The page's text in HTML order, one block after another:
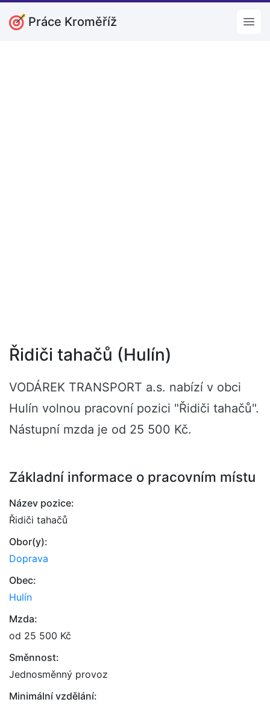
Práce Kroměříž
Řidiči tahačů (Hulín)
VODÁREK TRANSPORT a.s. nabízí v obci
Hulín volnou pracovní pozici "Řidiči tahačů".
Nástupní mzda je od 25 500 Kč.
Základní informace o pracovním místu
Název pozice:
Řidiči tahačů
Obor(y):
Doprava
Obec:
Hulín
Mzda:
od 25 500 Kč
Směnnost:
Jednosměnný provoz
Minimální vzdělání: